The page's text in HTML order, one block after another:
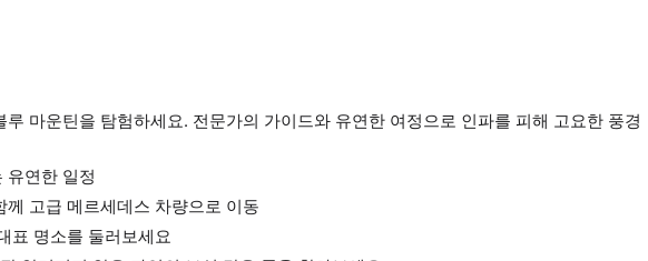
마운틴을 탐험하세요. 전문가의 가이드와 유연한 여정으로 인파를 피해 고요한 풍경
유연한 일정
고급 메르세데스 차량으로 이동
표 명소를 둘러보세요